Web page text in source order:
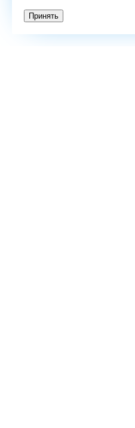
Принять